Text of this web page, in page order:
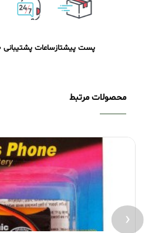
پست پیشتازساعات پشتیبانی 10 الی 20
محصولات مرتبط
‹